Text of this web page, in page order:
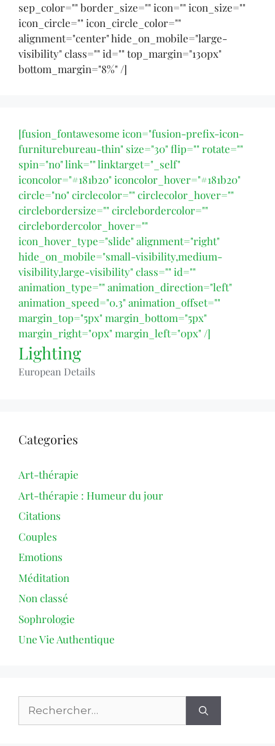
sep_color="" border_size="" icon="" icon_size=""
icon_circle="" icon_circle_color=""
alignment="center" hide_on_mobile="large-
visibility" class="" id="" top_margin="130px"
bottom_margin="8%" /]
[fusion_fontawesome icon="fusion-prefix-icon-
furniturebureau-thin" size="30" flip="" rotate=""
spin="no" link="" linktarget="_self"
iconcolor="#181b20" iconcolor_hover="#181b20"
circle="no" circlecolor="" circlecolor_hover=""
circlebordersize="" circlebordercolor=""
circlebordercolor_hover=""
icon_hover_type="slide" alignment="right"
hide_on_mobile="small-visibility,medium-
visibility,large-visibility" class="" id=""
animation_type="" animation_direction="left"
animation_speed="0.3" animation_offset=""
margin_top="5px" margin_bottom="5px"
margin_right="0px" margin_left="0px" /]
Lighting
European Details
Categories
Art-thérapie
Art-thérapie : Humeur du jour
Citations
Couples
Emotions
Méditation
Non classé
Sophrologie
Une Vie Authentique